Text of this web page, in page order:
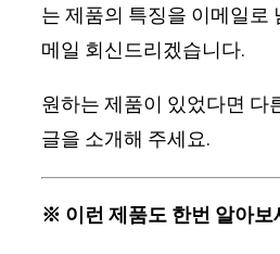
는 제품의 특징을 이메일로
메일 회신드리겠습니다.
원하는 제품이 있었다면 다
글을 소개해 주세요.
※ 이런 제품도 한번 알아보